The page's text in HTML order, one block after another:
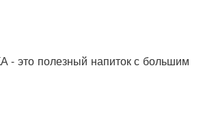
полезный напиток с большим